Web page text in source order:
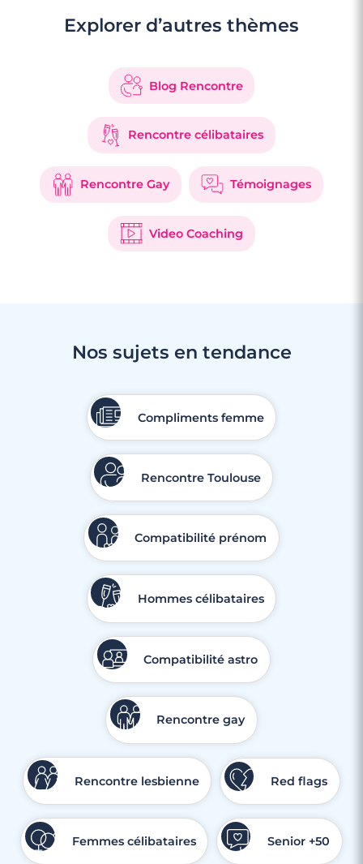
Rencontrer des célibataires gay à
Montrouge
3 minutes
Rencontrer des célibataires gay à Neuilly-
Sur-Seine
3 minutes
Rencontrer des célibataires gay à Puteaux
Explorer d’autres thèmes
Blog Rencontre
Rencontre célibataires
Rencontre Gay Témoignages
Video Coaching
Nos sujets en tendance
Compliments femme
Rencontre Toulouse
Compatibilité prénom
Hommes célibataires
Compatibilité astro
Rencontre gay
Rencontre lesbienne Red flags
Femmes célibataires Senior +50